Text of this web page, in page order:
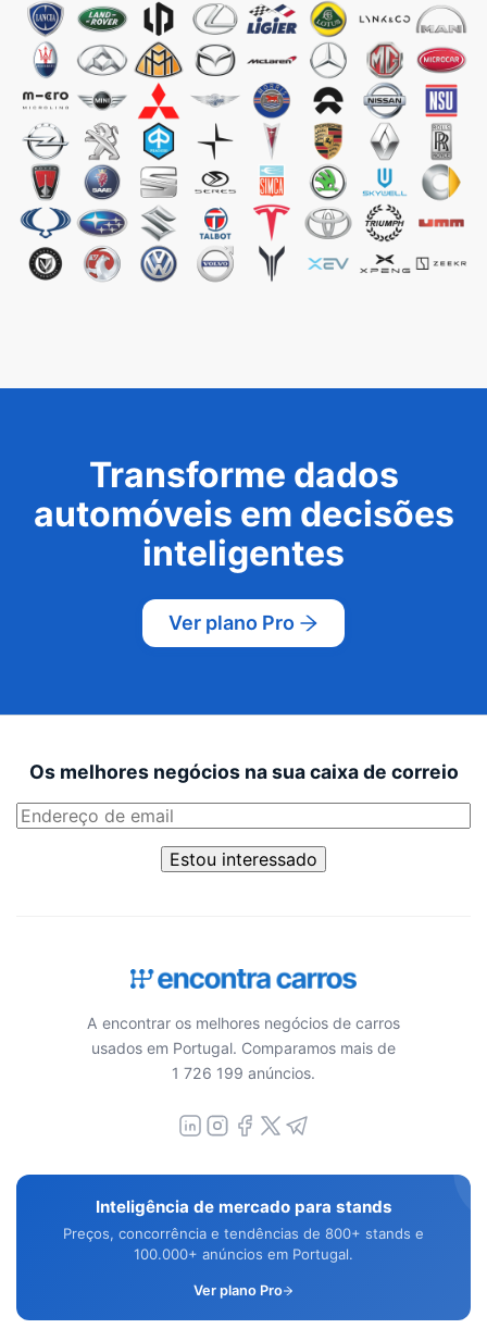
Transforme dados
automóveis em decisões
inteligentes
Ver plano Pro
Os melhores negócios na sua caixa de correio
Estou interessado
A encontrar os melhores negócios de carros
usados em Portugal. Comparamos mais de
1 726 199 anúncios.
Inteligência de mercado para stands
Preços, concorrência e tendências de 800+ stands e
100.000+ anúncios em Portugal.
Ver plano Pro